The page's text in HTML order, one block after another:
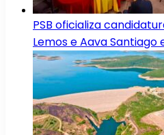
PSB oficializa
Lemos e Aava Santiago